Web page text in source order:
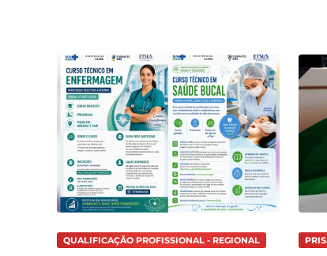
QUALIFICAÇÃO PROFISSIONAL - REGIONAL